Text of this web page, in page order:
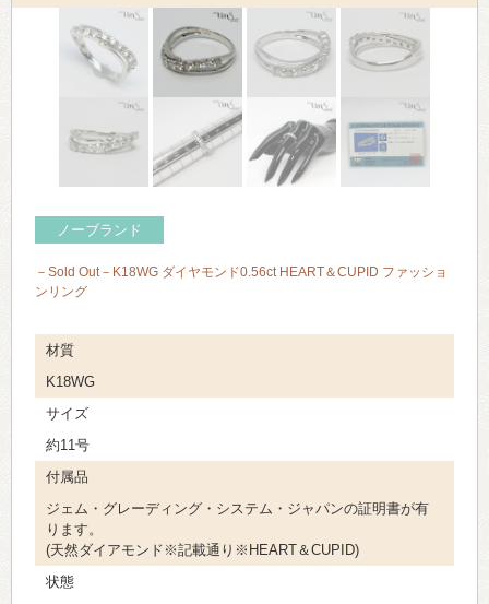
ノーブランド
－Sold Out－K18WG ダイヤモンド0.56ct HEART＆CUPID ファッショ
ンリング
材質
K18WG
サイズ
約11号
付属品
ジェム・グレーディング・システム・ジャパンの証明書が有
ります。
(天然ダイアモンド※記載通り※HEART＆CUPID)
状態
> プライバシーポリシー
> お問い合わせ